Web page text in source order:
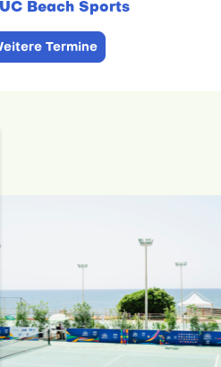
Beach Sports
Termine